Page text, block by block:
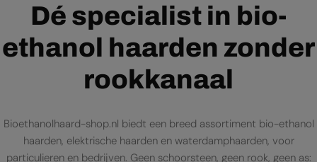
Dé specialist in bio-
ethanol haarden zonder
rookkanaal
Bioethanolhaard-shop.nl biedt een breed assortiment bio-ethanol
haarden, elektrische haarden en waterdamphaarden, voor
particulieren en bedrijven. Geen schoorsteen, geen rook, geen as: